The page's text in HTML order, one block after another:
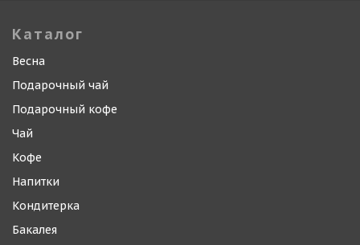
Каталог
Весна
Подарочный чай
Подарочный кофе
Чай
Кофе
Напитки
Кондитерка
Бакалея